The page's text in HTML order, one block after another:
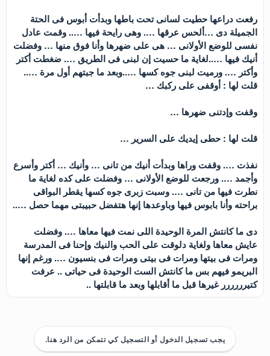
رفعت دراعها حطيت لسانى تحت باطها وبدأت أبوس فى الحتة
الجميلة دى …ألحس عرقها …. وهى رايحة فيها ….. وقمت عادل
نفسى للوضع الأولانى … هى على ضهرها وأنا فوق منها … وفضلت
أنيك فيها …..لغاية ما حسيت إن لبنى فى الطريق …. ضغطت أكتر
وأكتر …. ورميت لبنى جوه كسها …..وبعد ما جبتهم أول مرة …..
قلت لها : أوقفى على ركبك …
وقفت وإدتنى ضهرها …
قلت لها : حطى إيديك على السرير …
نفذت …. وقفت وراها وبدأت أنيك من تانى … وأنيك … أكتر وأسرع
وأجمد …. ورجعت للوضع الأولانى … وفضلت على كده لغاية ما
نطرت فيها من تانى …. وسبت زبرى جوه كسها يقطر البواقى
براحته وأنا بابوس فيها وباوعدها إنها هتفضل حبيبتى مهما حصل …..
دى ما كانتش المرة الوحيدة اللى نمت فيها معاها …. وفضلت
عايش معاها ولغاية دلوقت على الحب والنيك وإحنا فى المدرسة
ومرات فى بيتها ومرات فى بيتى ومرات فى بنسيون …. ورغم إنها
البريمو فيهم بس ما كانتش الست الوحيدة فى حياتى .. عرفت
كتيرررررر غيرها قبل ما أقابلها وبعد ما قابلتها ..
يجب تسجيل الدخول أو التسجيل كي تتمكن من الرد هنا.